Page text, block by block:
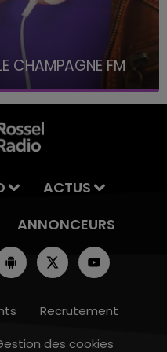
ACTUS
ANNONCEURS
Recrutement
des cookies